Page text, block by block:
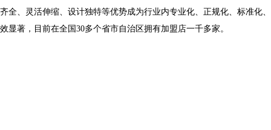
齐全、灵活伸缩、设计独特等优势成为行业内专业化、正规化、标准化
效显著，目前在全国30多个省市自治区拥有加盟店一千多家。